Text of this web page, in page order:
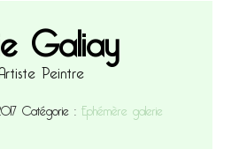
Galiay
Peintre
Catégorie :Ephémère galerie